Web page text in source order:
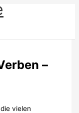
–
vielen